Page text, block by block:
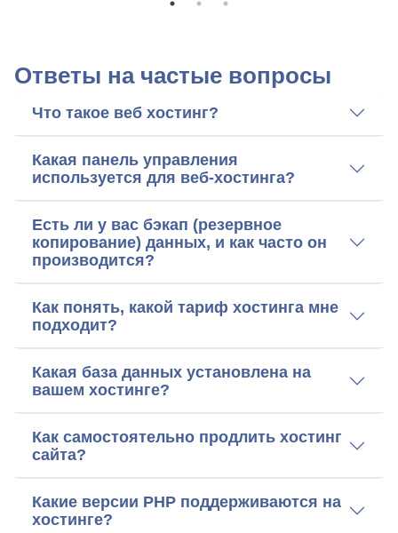
Ответы на частые вопросы
Что такое веб хостинг?
Какая панель управления
используется для веб-хостинга?
Есть ли у вас бэкап (резервное
копирование) данных, и как часто он
производится?
Как понять, какой тариф хостинга мне
подходит?
Какая база данных установлена ​​на
вашем хостинге?
Как самостоятельно продлить хостинг
сайта?
Какие версии PHP поддерживаются на
хостинге?